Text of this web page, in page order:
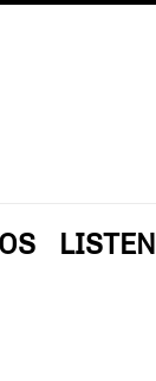
LISTEN